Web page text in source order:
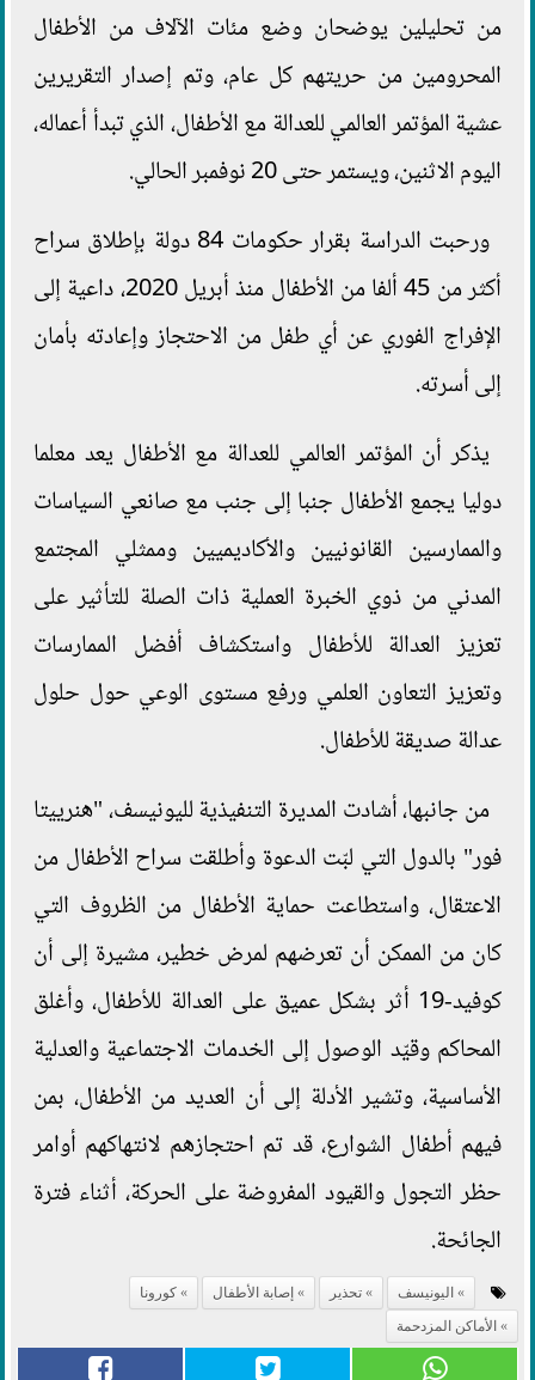
من تحليلين يوضحان وضع مئات الآلاف من الأطفال
المحرومين من حريتهم كل عام، وتم إصدار التقريرين
عشية المؤتمر العالمي للعدالة مع الأطفال، الذي تبدأ أعماله،
اليوم الاثنين، ويستمر حتى 20 نوفمبر الحالي.
ورحبت الدراسة بقرار حكومات 84 دولة بإطلاق سراح
أكثر من 45 ألفا من الأطفال منذ أبريل 2020، داعية إلى
الإفراج الفوري عن أي طفل من الاحتجاز وإعادته بأمان
إلى أسرته.
يذكر أن المؤتمر العالمي للعدالة مع الأطفال يعد معلما
دوليا يجمع الأطفال جنبا إلى جنب مع صانعي السياسات
والممارسين القانونيين والأكاديميين وممثلي المجتمع
المدني من ذوي الخبرة العملية ذات الصلة للتأثير على
تعزيز العدالة للأطفال واستكشاف أفضل الممارسات
وتعزيز التعاون العلمي ورفع مستوى الوعي حول حلول
عدالة صديقة للأطفال.
من جانبها، أشادت المديرة التنفيذية لليونيسف، "هنرييتا
فور" بالدول التي لبّت الدعوة وأطلقت سراح الأطفال من
الاعتقال، واستطاعت حماية الأطفال من الظروف التي
كان من الممكن أن تعرضهم لمرض خطير، مشيرة إلى أن
كوفيد-19 أثر بشكل عميق على العدالة للأطفال، وأغلق
المحاكم وقيّد الوصول إلى الخدمات الاجتماعية والعدلية
الأساسية، وتشير الأدلة إلى أن العديد من الأطفال، بمن
فيهم أطفال الشوارع، قد تم احتجازهم لانتهاكهم أوامر
حظر التجول والقيود المفروضة على الحركة، أثناء فترة
الجائحة.
اليونيسف تحذير إصابة الأطفال
كورونا
الأماكن المزدحمة